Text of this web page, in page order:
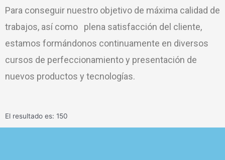
Para conseguir nuestro objetivo de máxima calidad de
trabajos, así como plena satisfacción del cliente,
estamos formándonos continuamente en diversos
cursos de perfeccionamiento y presentación de
nuevos productos y tecnologías.
El resultado es: 150